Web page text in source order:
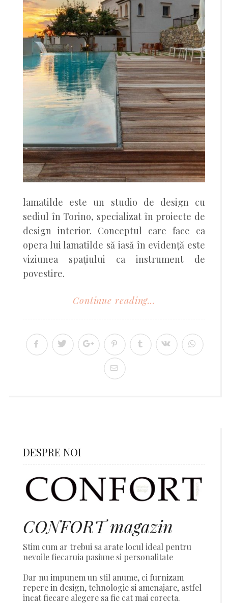
lamatilde este un studio de design cu
sediul în Torino, specializat în proiecte de
design interior. Conceptul care face ca
opera lui lamatilde să iasă în evidență este
viziunea spațiului ca instrument de
povestire.
Continue reading...
DESPRE NOI
CONFORT magazin
Stim cum ar trebui sa arate locul ideal pentru
nevoile fiecaruia pasiune si personalitate
Dar nu impunem un stil anume, ci furnizam
repere in design, tehnologie si amenajare, astfel
incat fiecare alegere sa fie cat mai corecta.